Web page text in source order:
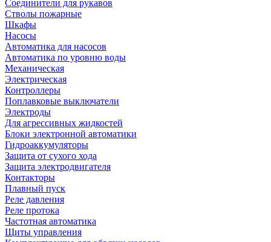
Соединители для рукавов
Стволы пожарные
Шкафы
Насосы
Автоматика для насосов
Автоматика по уровню воды
Механическая
Электрическая
Контроллеры
Поплавковые выключатели
Электроды
Для агрессивных жидкостей
Блоки электронной автоматики
Гидроаккумуляторы
Защита от сухого хода
Защита электродвигателя
Контакторы
Плавный пуск
Реле давления
Реле протока
Частотная автоматика
Щиты управления